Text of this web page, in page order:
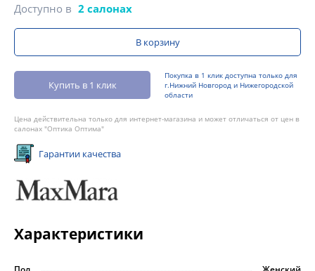
Доступно в 2 салонах
В корзину
Купить в 1 клик
Покупка в 1 клик доступна только для
г.Нижний Новгород и Нижегородской
области
Цена действительна только для интернет-магазина и может отличаться от цен в
салонах "Оптика Оптима"
Гарантии качества
Характеристики